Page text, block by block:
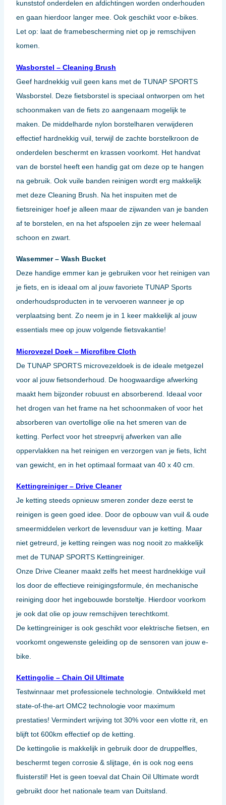
kunststof onderdelen en afdichtingen worden onderhouden
en gaan hierdoor langer mee. Ook geschikt voor e-bikes.
Let op: laat de framebescherming niet op je remschijven
komen.
Wasborstel – Cleaning Brush
Geef hardnekkig vuil geen kans met de TUNAP SPORTS
Wasborstel. Deze fietsborstel is speciaal ontworpen om het
schoonmaken van de fiets zo aangenaam mogelijk te
maken. De middelharde nylon borstelharen verwijderen
effectief hardnekkig vuil, terwijl de zachte borstelkroon de
onderdelen beschermt en krassen voorkomt. Het handvat
van de borstel heeft een handig gat om deze op te hangen
na gebruik. Ook vuile banden reinigen wordt erg makkelijk
met deze Cleaning Brush. Na het inspuiten met de
fietsreiniger hoef je alleen maar de zijwanden van je banden
af te borstelen, en na het afspoelen zijn ze weer helemaal
schoon en zwart.
Wasemmer – Wash Bucket
Deze handige emmer kan je gebruiken voor het reinigen van
je fiets, en is ideaal om al jouw favoriete TUNAP Sports
onderhoudsproducten in te vervoeren wanneer je op
verplaatsing bent. Zo neem je in 1 keer makkelijk al jouw
essentials mee op jouw volgende fietsvakantie!
Microvezel Doek – Microfibre Cloth
De TUNAP SPORTS microvezeldoek is de ideale metgezel
voor al jouw fietsonderhoud. De hoogwaardige afwerking
maakt hem bijzonder robuust en absorberend. Ideaal voor
het drogen van het frame na het schoonmaken of voor het
absorberen van overtollige olie na het smeren van de
ketting. Perfect voor het streepvrij afwerken van alle
oppervlakken na het reinigen en verzorgen van je fiets, licht
van gewicht, en in het optimaal formaat van 40 x 40 cm.
Kettingreiniger – Drive Cleaner
Je ketting steeds opnieuw smeren zonder deze eerst te
reinigen is geen goed idee. Door de opbouw van vuil & oude
smeermiddelen verkort de levensduur van je ketting. Maar
niet getreurd, je ketting reingen was nog nooit zo makkelijk
met de TUNAP SPORTS Kettingreiniger.
Onze Drive Cleaner maakt zelfs het meest hardnekkige vuil
los door de effectieve reinigingsformule, én mechanische
reiniging door het ingebouwde borsteltje. Hierdoor voorkom
je ook dat olie op jouw remschijven terechtkomt.
De kettingreiniger is ook geschikt voor elektrische fietsen, en
voorkomt ongewenste geleiding op de sensoren van jouw e-
bike.
Kettingolie – Chain Oil Ultimate
Testwinnaar met professionele technologie. Ontwikkeld met
state-of-the-art OMC2 technologie voor maximum
prestaties! Vermindert wrijving tot 30% voor een vlotte rit, en
blijft tot 600km effectief op de ketting.
De kettingolie is makkelijk in gebruik door de druppelfles,
beschermt tegen corrosie & slijtage, én is ook nog eens
fluisterstil! Het is geen toeval dat Chain Oil Ultimate wordt
gebruikt door het nationale team van Duitsland.